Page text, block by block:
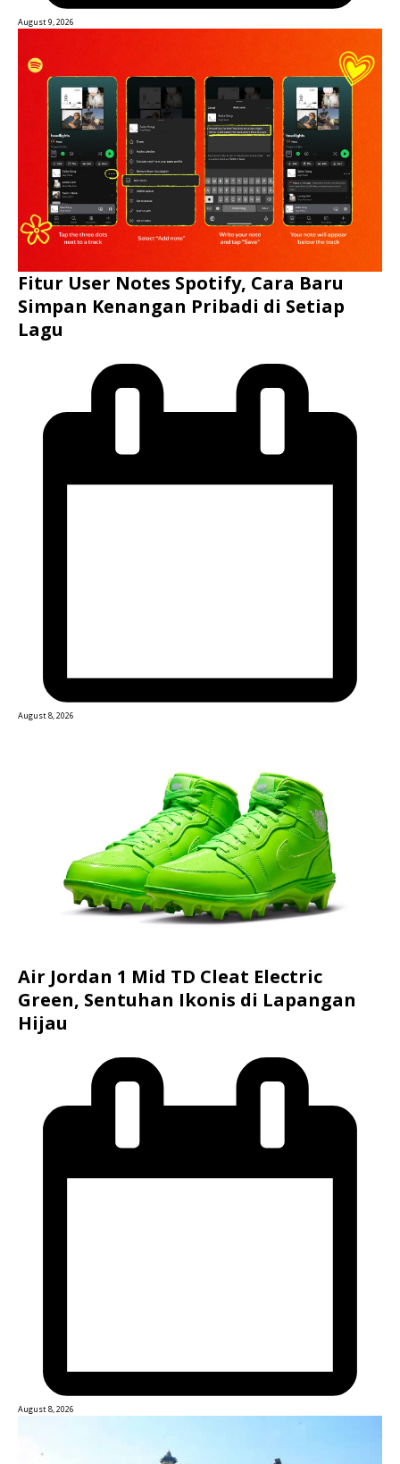
August 9, 2026
Fitur User Notes Spotify, Cara Baru
Simpan Kenangan Pribadi di Setiap
Lagu
August 8, 2026
Air Jordan 1 Mid TD Cleat Electric
Green, Sentuhan Ikonis di Lapangan
Hijau
August 8, 2026